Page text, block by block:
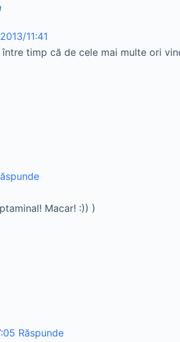
11:41
timp că de cele mai multe ori
Macar! :)) )
Răspunde